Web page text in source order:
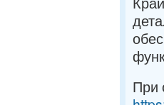
При